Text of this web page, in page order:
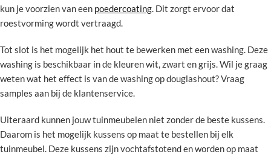
kun je voorzien van een poedercoating. Dit zorgt ervoor dat
roestvorming wordt vertraagd.
Tot slot is het mogelijk het hout te bewerken met een washing. Deze
washing is beschikbaar in de kleuren wit, zwart en grijs. Wil je graag
weten wat het effect is van de washing op douglashout? Vraag
samples aan bij de klantenservice.
Uiteraard kunnen jouw tuinmeubelen niet zonder de beste kussens.
Daarom is het mogelijk kussens op maat te bestellen bij elk
tuinmeubel. Deze kussens zijn vochtafstotend en worden op maat